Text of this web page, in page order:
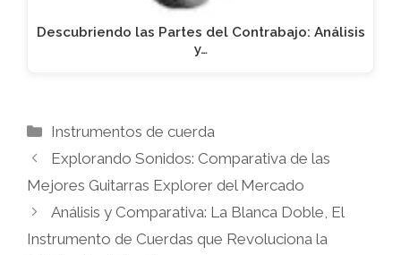
Descubriendo las Partes del Contrabajo: Análisis
y…
Categorías
Instrumentos de cuerda
Explorando Sonidos: Comparativa de las
Mejores Guitarras Explorer del Mercado
Análisis y Comparativa: La Blanca Doble, El
Instrumento de Cuerdas que Revoluciona la